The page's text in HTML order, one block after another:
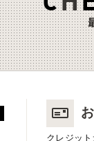
クレジッ